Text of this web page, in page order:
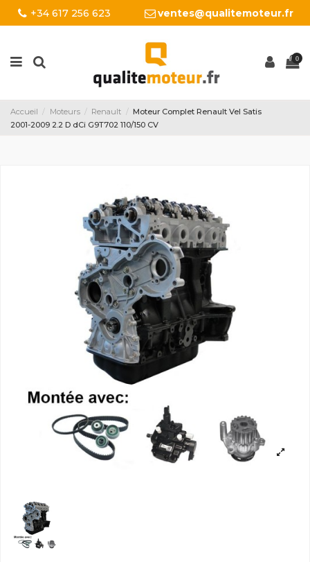
+34 617 256 623 ventes@qualitemoteur.fr
0
Accueil Moteurs Renault
Moteur Complet Renault Vel Satis
2001-2009 2.2 D dCi G9T702 110/150 CV